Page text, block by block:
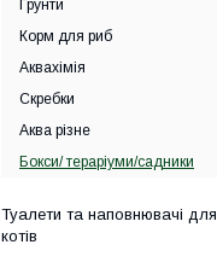
Ґрунти
Корм для риб
Аквахімія
Скребки
Аква різне
Бокси/ тераріуми/садники
Туалети та наповнювачі для
котів